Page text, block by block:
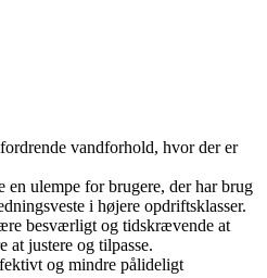
vandforhold, hvor der er
ulempe for brugere, der har brug
i højere opdriftsklasser.
besværligt og tidskrævende at
at justere og tilpasse.
og mindre pålideligt